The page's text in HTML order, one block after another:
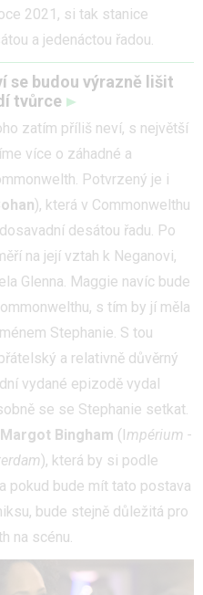
2021, si tak stanice
a jedenáctou řadou.
se budou výrazně lišit
tvůrce
zatím příliš neví, s největší
více o záhadné a
Potvrzený je i
), která v Commonwelthu
desátou řadu. Po
na její vztah k Neganovi,
Glenna. Maggie navíc bude
s tím by jí měla
Stephanie. S tou
a relativně důvěrný
vydané epizodě vydal
se se Stephanie setkat.
Margot Bingham (I mpérium -
), která by si podle
pokud bude mít tato postava
bude stejně důležitá pro
na scénu.